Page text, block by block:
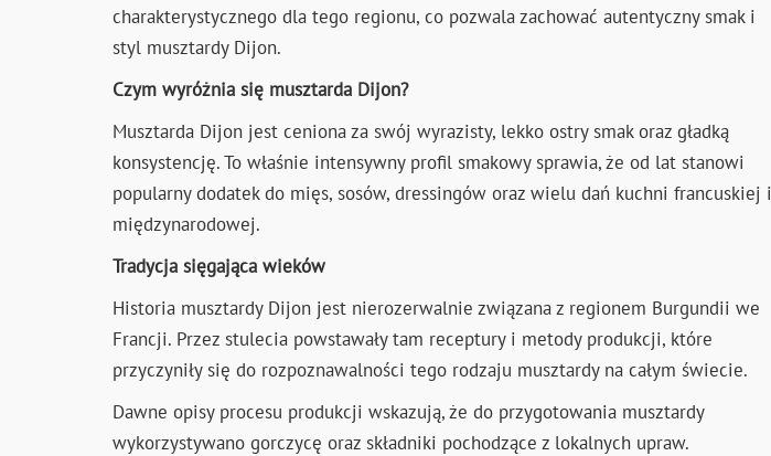
charakterystycznego dla tego regionu, co pozwala zachować autentyczny smak i
styl musztardy Dijon.
Czym wyróżnia się musztarda Dijon?
Musztarda Dijon jest ceniona za swój wyrazisty, lekko ostry smak oraz gładką
konsystencję. To właśnie intensywny profil smakowy sprawia, że od lat stanowi
popularny dodatek do mięs, sosów, dressingów oraz wielu dań kuchni francuskiej i
międzynarodowej.
Tradycja sięgająca wieków
Historia musztardy Dijon jest nierozerwalnie związana z regionem Burgundii we
Francji. Przez stulecia powstawały tam receptury i metody produkcji, które
przyczyniły się do rozpoznawalności tego rodzaju musztardy na całym świecie.
Dawne opisy procesu produkcji wskazują, że do przygotowania musztardy
wykorzystywano gorczycę oraz składniki pochodzące z lokalnych upraw.